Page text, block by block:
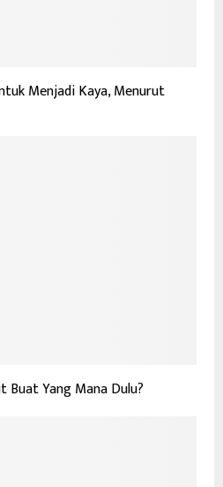
Menjadi Kaya, Menurut
Buat Yang Mana Dulu?